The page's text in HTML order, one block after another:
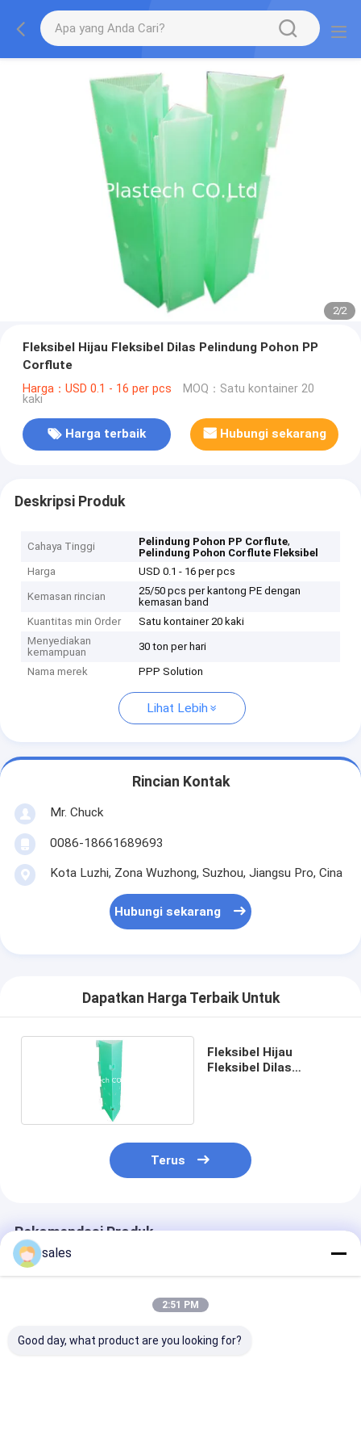
2/2
Fleksibel Hijau Fleksibel Dilas Pelindung Pohon PP
Corflute
Harga：USD 0.1 - 16 per pcs MOQ：Satu kontainer 20
kaki
Harga terbaik Hubungi sekarang
Deskripsi Produk
Cahaya Tinggi Pelindung Pohon PP Corflute,
Pelindung Pohon Corflute Fleksibel
Harga
USD 0.1 - 16 per pcs
Kemasan rincian
25/50 pcs per kantong PE dengan
kemasan band
Kuantitas min Order
Satu kontainer 20 kaki
Menyediakan
kemampuan
30 ton per hari
Nama merek PPP Solution
Lihat Lebih
Rincian Kontak
Mr. Chuck
0086-18661689693
Kota Luzhi, Zona Wuzhong, Suzhou, Jiangsu Pro, Cina
Hubungi sekarang
Dapatkan Harga Terbaik Untuk
Fleksibel Hijau
Fleksibel Dilas
Terus
Rekomendasi Produk
sales
2:51 PM
Good day, what product are you looking for?